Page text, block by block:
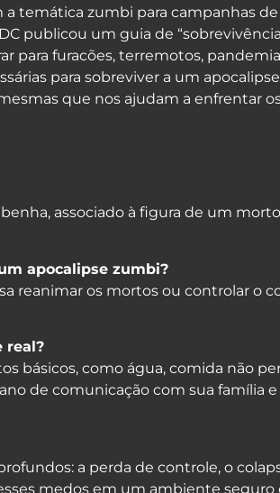
a temática zumbi para campanhas
publicou um guia de
para furacões, terremotos,
para sobreviver a um
que nos ajudam a enfrentar
associado à figura de um
apocalipse zumbi?
reanimar os mortos ou controlar o
real?
básicos, como água, comida não
de comunicação com sua família e
a perda de controle, o
medos em um ambiente seguro